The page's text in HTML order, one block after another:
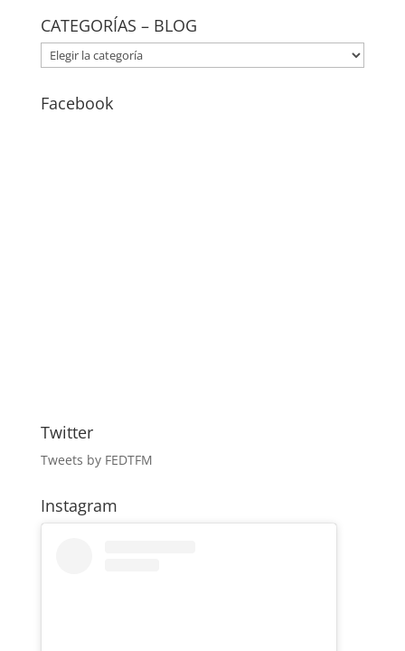
CATEGORÍAS – BLOG
CATEGORÍAS
–
Facebook
Twitter
Tweets by FEDTFM
Instagram